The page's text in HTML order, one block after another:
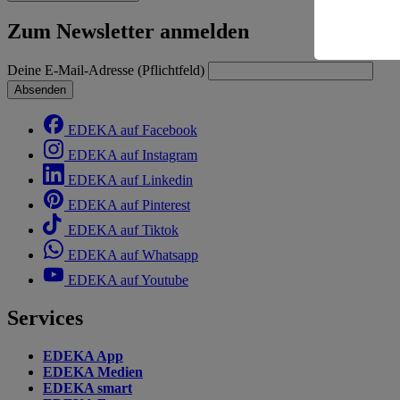
Zum Newsletter anmelden
Deine E-Mail-Adresse (Pflichtfeld)
Absenden
EDEKA auf Facebook
EDEKA auf Instagram
EDEKA auf Linkedin
EDEKA auf Pinterest
EDEKA auf Tiktok
EDEKA auf Whatsapp
EDEKA auf Youtube
Services
EDEKA App
EDEKA Medien
EDEKA smart